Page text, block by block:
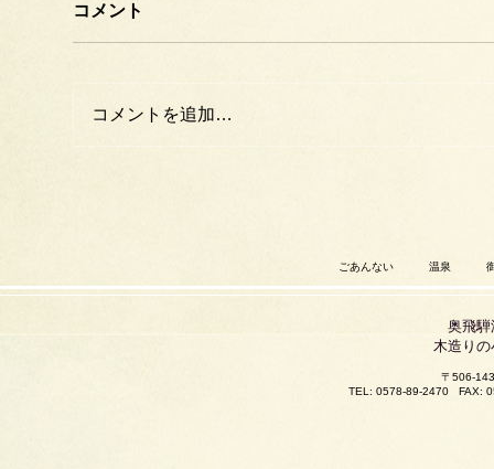
コメント
コメントを追加…
ごあんない 温泉
奥飛
木造り
〒506-
TEL: 0578-89-2470 FAX: